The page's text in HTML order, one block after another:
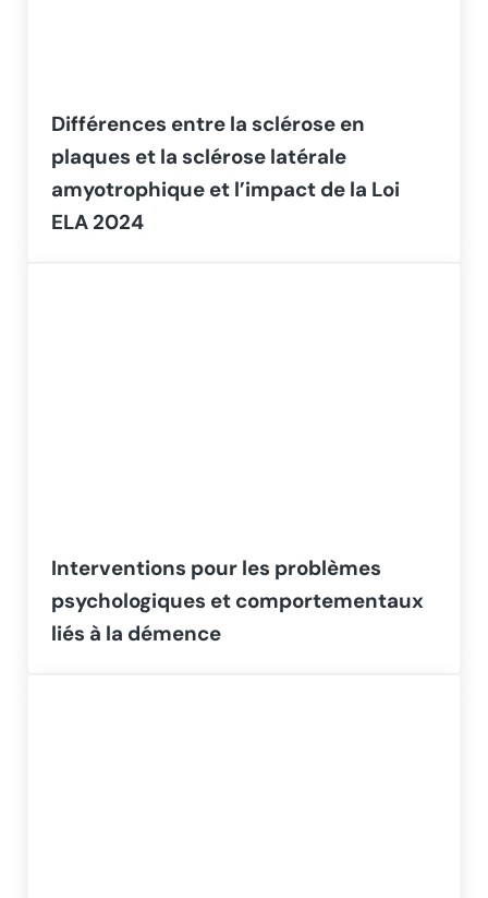
Différences entre la sclérose en
plaques et la sclérose latérale
amyotrophique et l’impact de la Loi
ELA 2024
Interventions pour les problèmes
psychologiques et comportementaux
liés à la démence